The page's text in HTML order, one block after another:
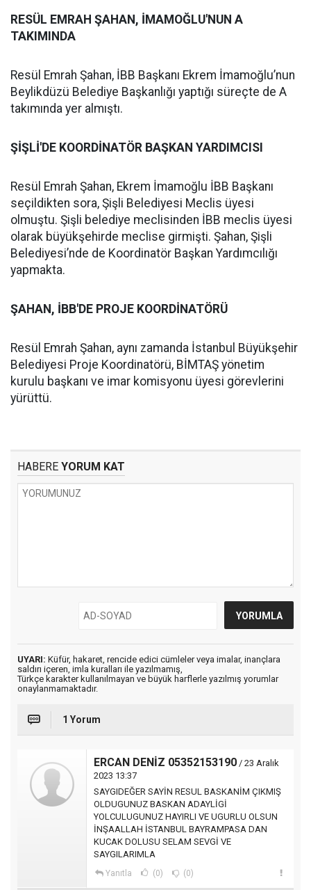
RESÜL EMRAH ŞAHAN, İMAMOĞLU'NUN A
TAKIMINDA
Resül Emrah Şahan, İBB Başkanı Ekrem İmamoğlu’nun
Beylikdüzü Belediye Başkanlığı yaptığı süreçte de A
takımında yer almıştı.
ŞİŞLİ'DE KOORDİNATÖR BAŞKAN YARDIMCISI
Resül Emrah Şahan, Ekrem İmamoğlu İBB Başkanı
seçildikten sora, Şişli Belediyesi Meclis üyesi
olmuştu. Şişli belediye meclisinden İBB meclis üyesi
olarak büyükşehirde meclise girmişti. Şahan, Şişli
Belediyesi’nde de Koordinatör Başkan Yardımcılığı
yapmakta.
ŞAHAN, İBB'DE PROJE KOORDİNATÖRÜ
Resül Emrah Şahan, aynı zamanda İstanbul Büyükşehir
Belediyesi Proje Koordinatörü, BİMTAŞ yönetim
kurulu başkanı ve imar komisyonu üyesi görevlerini
yürüttü.
HABERE YORUM KAT
UYARI: Küfür, hakaret, rencide edici cümleler veya imalar, inançlara
saldırı içeren, imla kuralları ile yazılmamış,
Türkçe karakter kullanılmayan ve büyük harflerle yazılmış yorumlar
onaylanmamaktadır.
1 Yorum
ERCAN DENİZ 05352153190 / 23 Aralık
2023 13:37
SAYGIDEĞER SAYİN RESUL BASKANİM ÇIKMIŞ
OLDUGUNUZ BASKAN ADAYLİGİ
YOLCULUGUNUZ HAYIRLI VE UGURLU OLSUN
İNŞAALLAH İSTANBUL BAYRAMPASA DAN
KUCAK DOLUSU SELAM SEVGİ VE
SAYGILARIMLA
Yanıtla (0) (0)